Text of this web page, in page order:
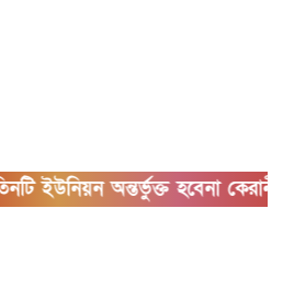
অন্তর্ভুক্ত হবেনা কেরানীগঞ্জের